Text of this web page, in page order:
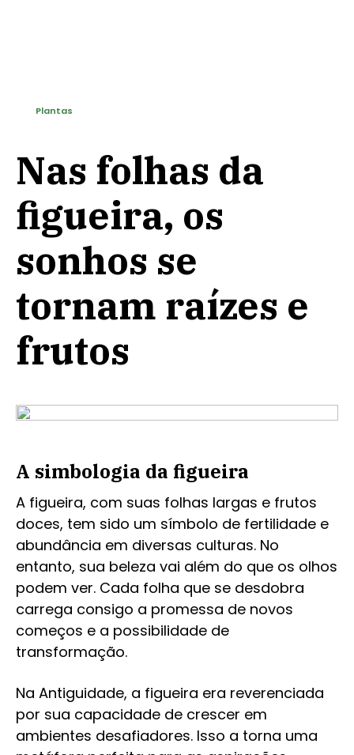
Nas folhas da
figueira, os
sonhos se
tornam raízes e
frutos
Plantas
A simbologia da figueira
A figueira, com suas folhas largas e frutos
doces, tem sido um símbolo de fertilidade e
abundância em diversas culturas. No
entanto, sua beleza vai além do que os olhos
podem ver. Cada folha que se desdobra
carrega consigo a promessa de novos
começos e a possibilidade de
transformação.
Na Antiguidade, a figueira era reverenciada
por sua capacidade de crescer em
ambientes desafiadores. Isso a torna uma